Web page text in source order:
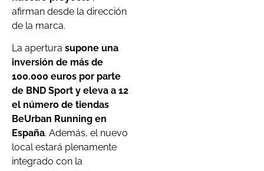
afirman desde la dirección
de la marca.
La apertura supone una
inversión de más de
100.000 euros por parte
de BND Sport y eleva a 12
el número de tiendas
BeUrban Running en
España. Además, el nuevo
local estará plenamente
integrado con la